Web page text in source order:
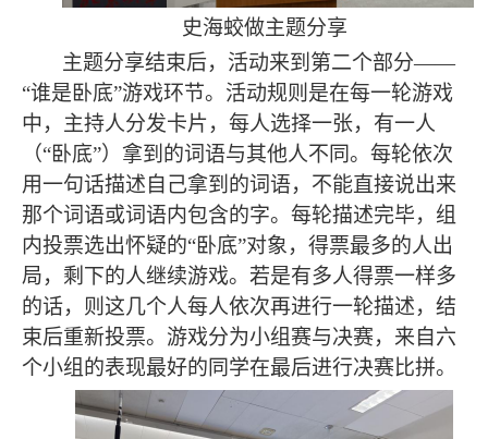
史海蛟做主题分享
主题分享结束后，活动来到第二个部分——
“谁是卧底”游戏环节。活动规则是在每一轮游戏
中，主持人分发卡片，每人选择一张，有一人
（“卧底”）拿到的词语与其他人不同。每轮依次
用一句话描述自己拿到的词语，不能直接说出来
那个词语或词语内包含的字。每轮描述完毕，组
内投票选出怀疑的“卧底”对象，得票最多的人出
局，剩下的人继续游戏。若是有多人得票一样多
的话，则这几个人每人依次再进行一轮描述，结
束后重新投票。游戏分为小组赛与决赛，来自六
个小组的表现最好的同学在最后进行决赛比拼。